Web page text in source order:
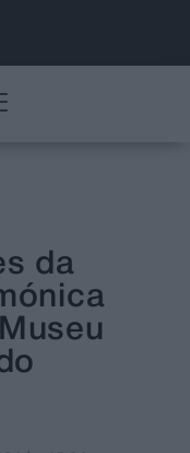
da